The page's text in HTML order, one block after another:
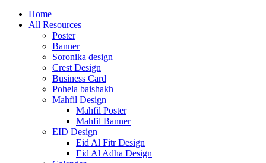
Home
All Resources
Poster
Banner
Soronika design
Crest Design
Business Card
Pohela baishakh
Mahfil Design
Mahfil Poster
Mahfil Banner
EID Design
Eid Al Fitr Design
Eid Al Adha Design